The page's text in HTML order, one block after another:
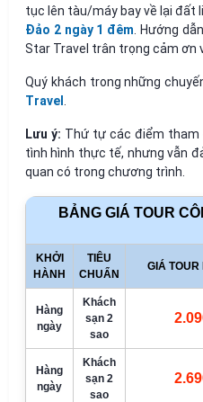
tục lên tàu/máy bay về lại đất
Đảo 2 ngày 1 đêm . Hướng
Star Travel trân trọng cảm ơn
Quý khách trong những
Travel
Lưu ý: Thứ tự các điểm tham
tình hình thực tế, nhưng vẫn
quan có trong chương trình.
BẢNG GIÁ TOUR
KHỞI
HÀNH
TIÊU
CHUẨN
GIÁ TOUR
Hàng
ngày
Khách
sạn 2
sao
Hàng
ngày
Khách
sạn 2
sao